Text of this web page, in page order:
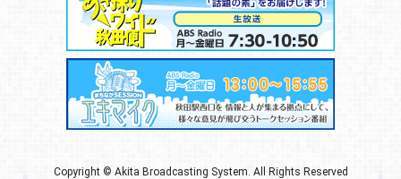
Copyright © Akita Broadcasting System. All Rights Reserved